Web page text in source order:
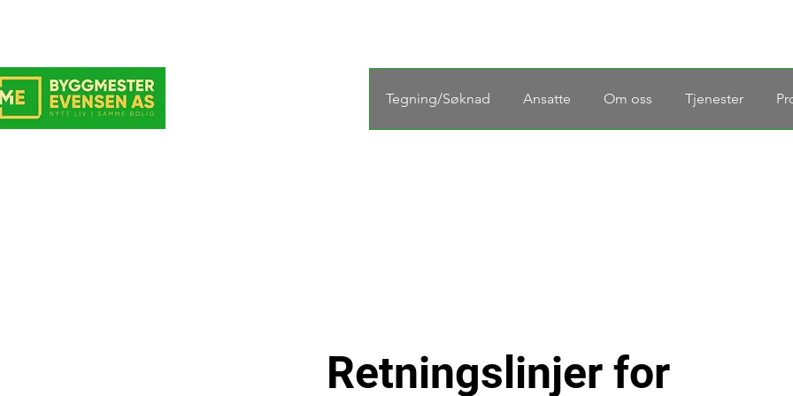
Tegning/Søknad Ansatte Om oss Tjenester
Retningslinjer for